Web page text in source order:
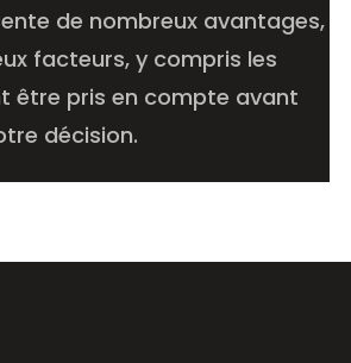
de nombreux avantages,
facteurs, y compris les
être pris en compte avant
décision.